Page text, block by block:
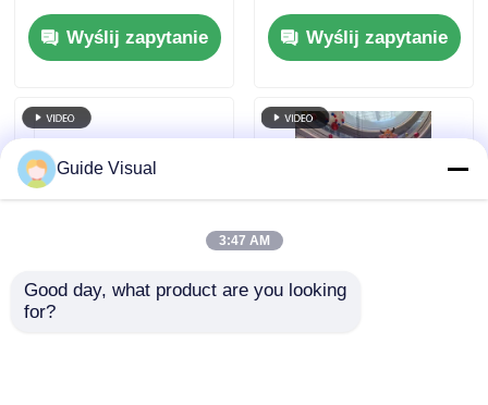
ekranu LED do
billboardów System
NovaStar 6000 nitów
Wyślij zapytanie
do ściany wideo dla
handlu detalicznego
Wyślij zapytanie
500x1000 Mikro LED
Guide Visual
3:47 AM
Good day, what product are you looking
for?